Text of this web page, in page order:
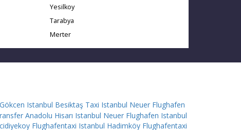
Yesilkoy
Tarabya
Merter
Istanbul Besiktaş Taxi Istanbul Neuer Flughafen
Anadolu Hisarı Istanbul Neuer Flughafen Istanbul
Flughafentaxi Istanbul Hadimköy Flughafentaxi